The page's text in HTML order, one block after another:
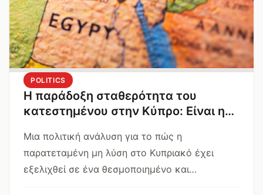
POLITICS
Η παράδοξη σταθερότητα του
κατεστημένου στην Κύπρο: Είναι η
Μια πολιτική ανάλυση για το πώς η
παρατεταμένη μη λύση στο Κυπριακό έχει
εξελιχθεί σε ένα θεσμοποιημένο και